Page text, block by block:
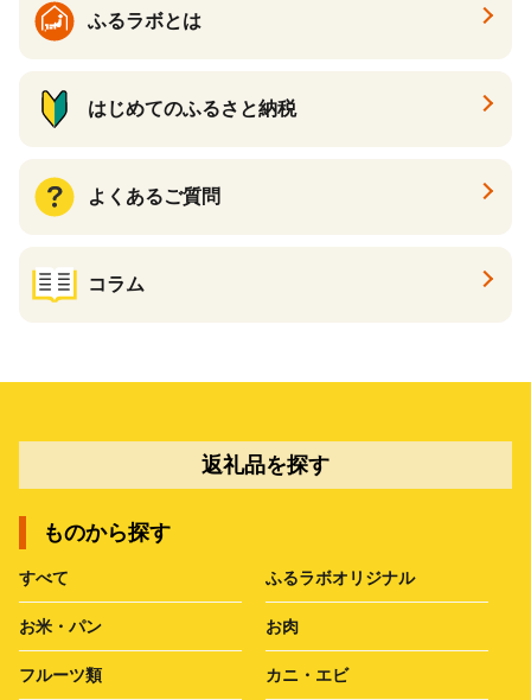
ふるラボとは
はじめてのふるさと納税
よくあるご質問
コラム
返礼品を探す
ものから探す
すべて ふるラボオリジナル
お米・パン お肉
フルーツ類 カニ・エビ